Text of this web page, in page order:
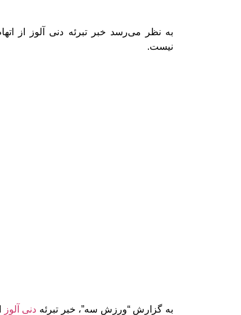
به نظر می‌رسد خبر تبرئه دنی آلوز از
نیست.
به گزارش “ورزش سه”، خبر تبرئه دنی آلوز